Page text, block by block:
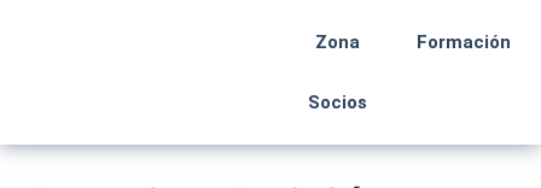
Zona
Socios
Formación